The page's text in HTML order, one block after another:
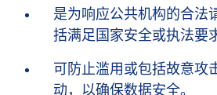
是为响应公共机构的合法
括满足国家安全或执法要
可防止滥用或包括故意攻
动，以确保数据安全。